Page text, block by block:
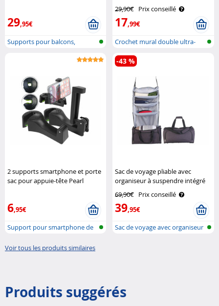
29,95€
Supports pour balcons,
29,90€ Prix conseillé
17,99€
Crochet mural double ultra-
résistan..
2 supports smartphone et porte
sac pour appuie-tête Pearl
6,95€
Support pour smartphone de
Sac de voyage pliable avec
organiseur à suspendre intégré
69,90€ Prix conseillé
39,95€
-43 %
Sac de voyage avec organiseur
Voir tous les produits similaires
Produits suggérés